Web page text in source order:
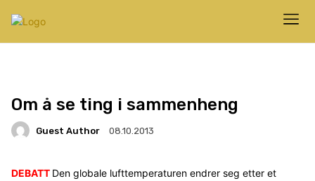
Om å se ting i sammenheng
Guest Author 08.10.2013
DEBATT Den globale lufttemperaturen endrer seg etter et